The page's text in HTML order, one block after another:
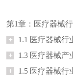
第1章：医疗器械
+
1.1 医疗器械行
+
1.3 医疗器械产
+
1.5 医疗器械行